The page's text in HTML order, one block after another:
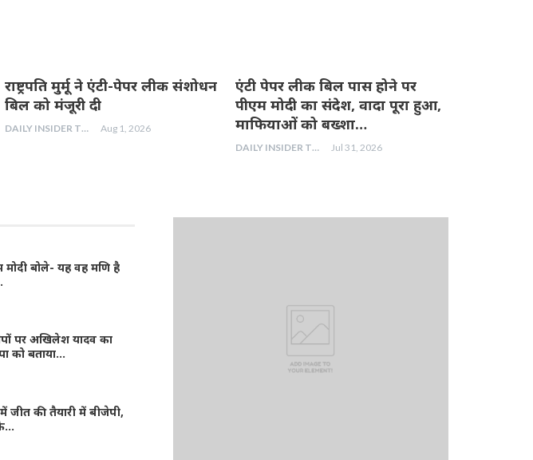
राष्ट्रपति मुर्मू ने एंटी-पेपर लीक संशोधन
बिल को मंजूरी दी
DAILY INSIDER TEAM Aug 1, 2026
एंटी पेपर लीक बिल पास होने पर
पीएम मोदी का संदेश, वादा पूरा हुआ,
माफियाओं को बख्शा…
DAILY INSIDER TEAM Jul 31, 2026
मोदी बोले- यह वह मणि है
पर अखिलेश यादव का
को बताया…
जीत की तैयारी में बीजेपी,